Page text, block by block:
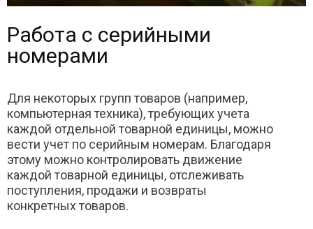
Работа с серийными
номерами
Для некоторых групп товаров (например,
компьютерная техника), требующих учета
каждой отдельной товарной единицы, можно
вести учет по серийным номерам. Благодаря
этому можно контролировать движение
каждой товарной единицы, отслеживать
поступления, продажи и возвраты
конкретных товаров.